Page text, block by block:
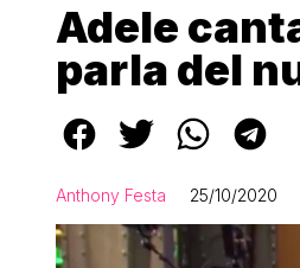
Adele
parla del
Anthony Festa 25/10/2020